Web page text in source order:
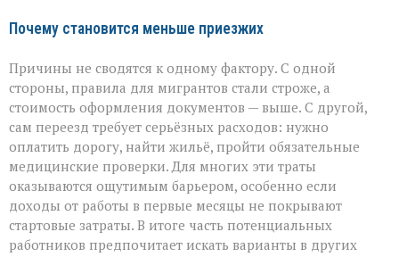
Почему становится меньше приезжих
Причины не сводятся к одному фактору. С одной
стороны, правила для мигрантов стали строже, а
стоимость оформления документов — выше. С другой,
сам переезд требует серьёзных расходов: нужно
оплатить дорогу, найти жильё, пройти обязательные
медицинские проверки. Для многих эти траты
оказываются ощутимым барьером, особенно если
доходы от работы в первые месяцы не покрывают
стартовые затраты. В итоге часть потенциальных
работников предпочитает искать варианты в других